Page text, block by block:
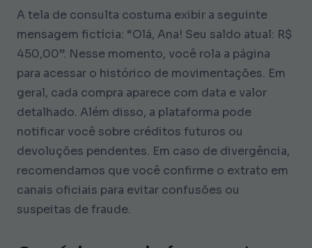
A tela de consulta costuma exibir a seguinte
mensagem fictícia: “Olá, Ana! Seu saldo atual: R$
450,00”. Nesse momento, você rola a página
para acessar o histórico de movimentações. Em
geral, cada compra aparece com data e valor
detalhado. Além disso, a plataforma pode
notificar você sobre créditos futuros ou
devoluções pendentes. Em caso de divergência,
recomendamos que você confirme o extrato em
canais oficiais para evitar confusões ou
suspeitas de fraude.